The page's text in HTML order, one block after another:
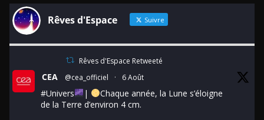
Rêves d'Espace Suivre
Rêves d'Espace Retweeté
CEA @cea_officiel · 6 Août
#Univers |
Chaque année, la Lune s’éloigne
de la Terre d’environ 4 cm.